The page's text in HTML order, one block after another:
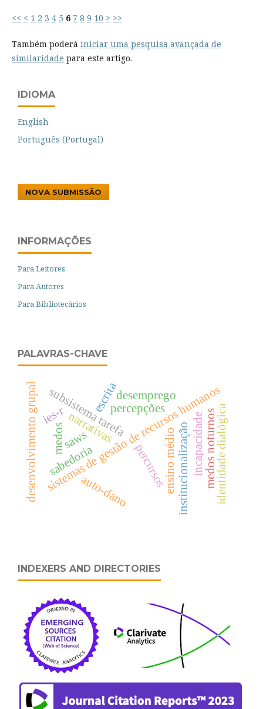
<< < 1 2 3 4 5 6 7 8 9 10 > >>
Também poderá iniciar uma pesquisa avançada de
similaridade para este artigo.
IDIOMA
English
Português (Portugal)
NOVA SUBMISSÃO
INFORMAÇÕES
Para Leitores
Para Autores
Para Bibliotecários
PALAVRAS-CHAVE
ensino médio
sistemas de gestão de recursos humanos
auto-dano institucionalização
percursos
percepções
narrativas
desenvolvimento grupalsubsistema tarefa
sabedoria
saws incapacidade
escrita
medos medos noturnos
ies-r
desemprego
identidade dialógica
INDEXERS AND DIRECTORIES